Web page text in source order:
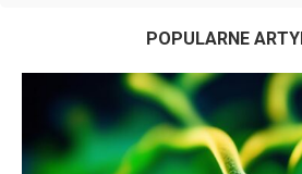
POPULARNE